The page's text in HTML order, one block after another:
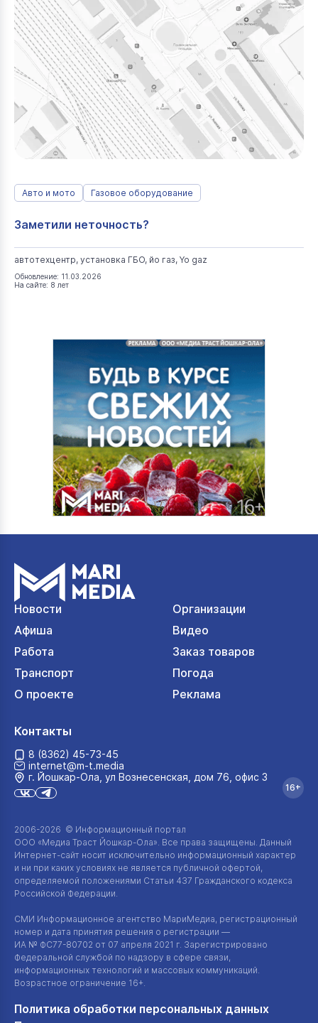
Авто и мото Газовое оборудование
Заметили неточность?
автотехцентр, установка ГБО, йо газ, Yo gaz
Обновление: 11.03.2026
На сайте: 8 лет
Новости
Организации
Афиша
Видео
Работа
Заказ товаров
Транспорт
Погода
О проекте
Реклама
2006-2026 © Информационный портал
ООО «Медиа Траст Йошкар-Ола». Все права защищены. Данный
Интернет-сайт носит исключительно информационный характер
и ни при каких условиях не является публичной офертой,
определяемой положениями Статьи 437 Гражданского кодекса
Российской Федерации.
СМИ Информационное агентство МариМедиа, регистрационный
номер и дата принятия решения о регистрации —
ИА № ФС77-80702 от 07 апреля 2021 г. Зарегистрировано
Федеральной службой по надзору в сфере связи,
информационных технологий и массовых коммуникаций.
Возрастное ограничение 16+.
Политика обработки персональных данных
Контакты
8 (8362) 45-73-45
internet@m-t.media
г. Йошкар‑Ола, ул Вознесенская, дом 76, офис 3
16+